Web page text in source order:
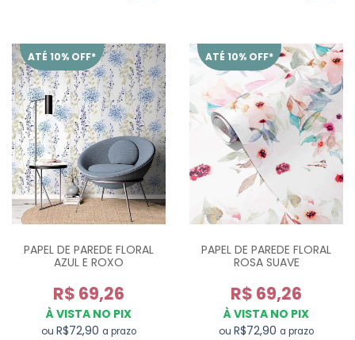
ATÉ 10% OFF*
PAPEL DE PAREDE FLORAL
AZUL E ROXO
R$ 69,26
À VISTA NO PIX
ou R$72,90 a prazo
ATÉ 10% OFF*
PAPEL DE PAREDE FLORAL
ROSA SUAVE
R$ 69,26
À VISTA NO PIX
ou R$72,90 a prazo